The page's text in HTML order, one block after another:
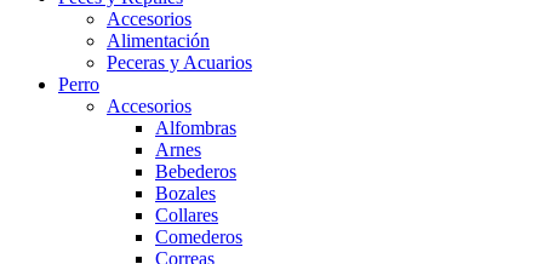
Accesorios
Alimentación
Peceras y Acuarios
Perro
Accesorios
Alfombras
Arnes
Bebederos
Bozales
Collares
Comederos
Correas